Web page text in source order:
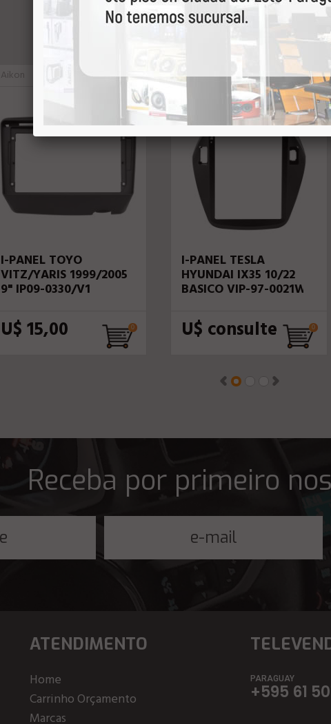
VEJA MAIS
Aikon 96454
I-PANEL TOYO
VITZ/YARIS 1999/2005
9" IP09-0330/V1
U$ 15,00
Adak 97437
I-PANEL TESLA
HYUNDAI IX35 10/22
BASICO VIP-97-0021W
U$ consulte
Receba por primeiro
ATENDIMENTO
Home
Carrinho Orçamento
Marcas
PARAGUAY
+595 61